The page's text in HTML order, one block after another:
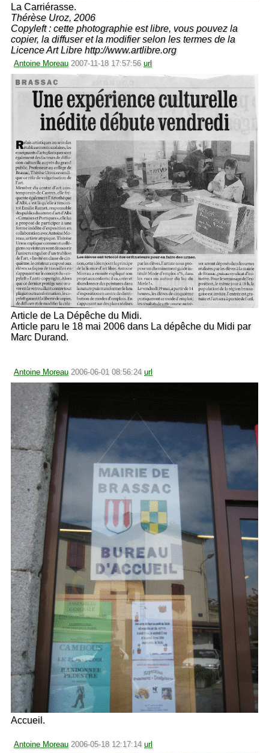
La Carriérasse.
Thérèse Uroz, 2006
Copyleft : cette photographie est libre, vous pouvez la
copier, la diffuser et la modifier selon les termes de la
Licence Art Libre http://www.artlibre.org
Antoine Moreau 2007-11-18 17:57:56 url
Article de La Dépêche du Midi.
Article paru le 18 mai 2006 dans La dépêche du Midi par
Marc Durand.
Antoine Moreau 2006-06-01 08:56:24 url
Accueil.
Antoine Moreau 2006-05-18 12:17:14 url